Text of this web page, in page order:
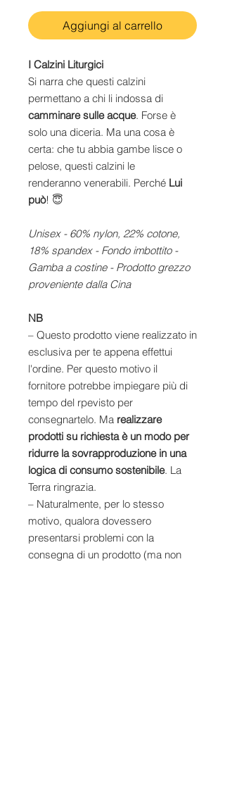
Aggiungi al carrello
I Calzini Liturgici
Si narra che questi calzini
permettano a chi li indossa di
camminare sulle acque. Forse è
solo una diceria. Ma una cosa è
certa: che tu abbia gambe lisce o
pelose, questi calzini le
renderanno venerabili. Perché Lui
può! 😇
Unisex - 60% nylon, 22% cotone,
18% spandex - Fondo imbottito -
Gamba a costine - Prodotto grezzo
proveniente dalla Cina
NB
– Questo prodotto viene realizzato in
esclusiva per te appena effettui
l'ordine. Per questo motivo il
fornitore potrebbe impiegare più di
tempo del rpevisto per
consegnartelo. Ma realizzare
prodotti su richiesta è un modo per
ridurre la sovrapproduzione in una
logica di consumo sostenibile. La
Terra ringrazia.
– Naturalmente, per lo stesso
motivo, qualora dovessero
presentarsi problemi con la
consegna di un prodotto (ma non